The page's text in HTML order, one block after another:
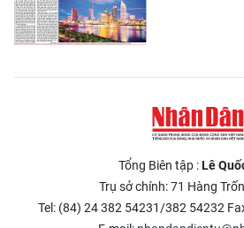
Tổng Biên tập :Lê
Trụ sở chính: 71 Hàng
Tel: (84) 24 382 54231/382 54232